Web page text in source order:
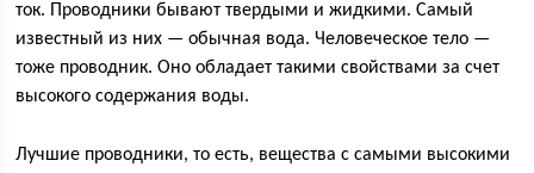
ток. Проводники бывают твердыми и жидкими. Самый
известный из них — обычная вода. Человеческое тело —
тоже проводник. Оно обладает такими свойствами за счет
высокого содержания воды.
Лучшие проводники, то есть, вещества с самыми высокими